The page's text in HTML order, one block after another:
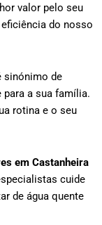
valor pelo seu
do nosso
sinónimo de
a sua família.
rotina e o seu
em Castanheira
cuide
de água quente